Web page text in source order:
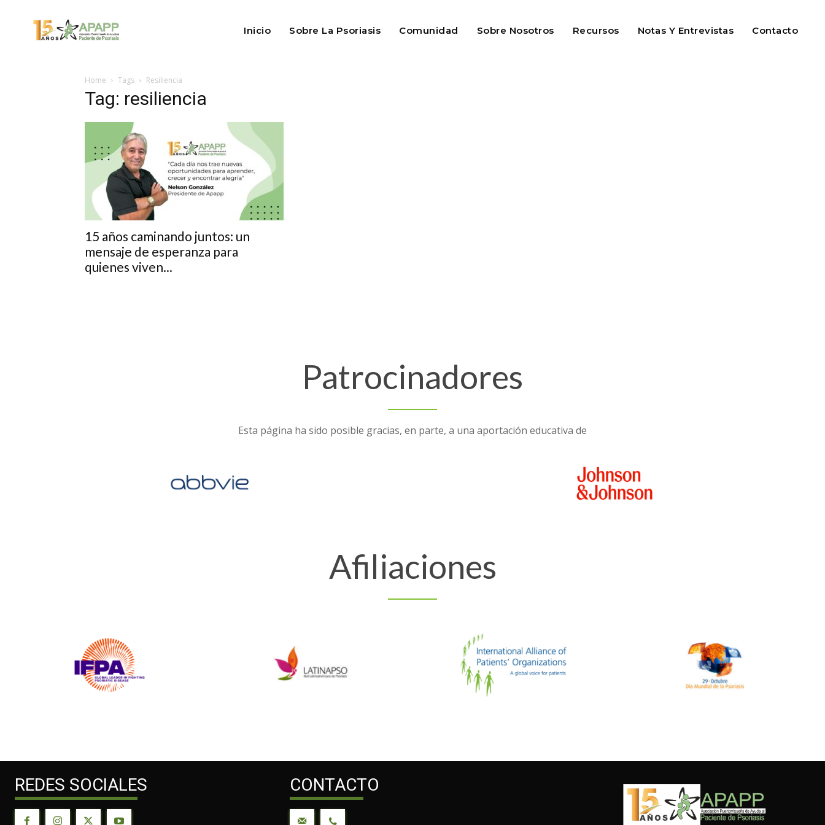
Inicio Sobre La Psoriasis Comunidad Sobre Nosotros Recursos Notas Y Entrevistas Contacto
Home Tags Resiliencia
Tag: resiliencia
15 años caminando juntos: un
mensaje de esperanza para
quienes viven...
Patrocinadores
Esta página ha sido posible gracias, en parte, a una aportación educativa de
Afiliaciones
REDES SOCIALES CONTACTO